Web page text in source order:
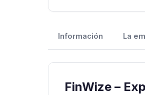
Información La
FinWize –